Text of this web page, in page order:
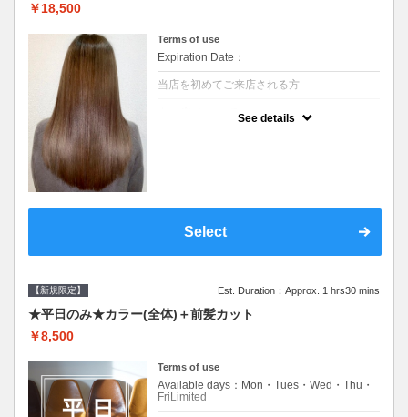
￥18,500
Terms of use
Expiration Date：
当店を初めてご来店される方
See details
Select
【新規限定】 Est. Duration：Approx. 1 hrs30 mins
★平日のみ★カラー(全体)＋前髪カット
￥8,500
Terms of use
Available days：Mon・Tues・Wed・Thu・
FriLimited